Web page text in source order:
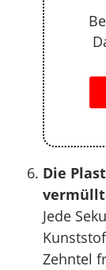
Die
Jede
Zehntel